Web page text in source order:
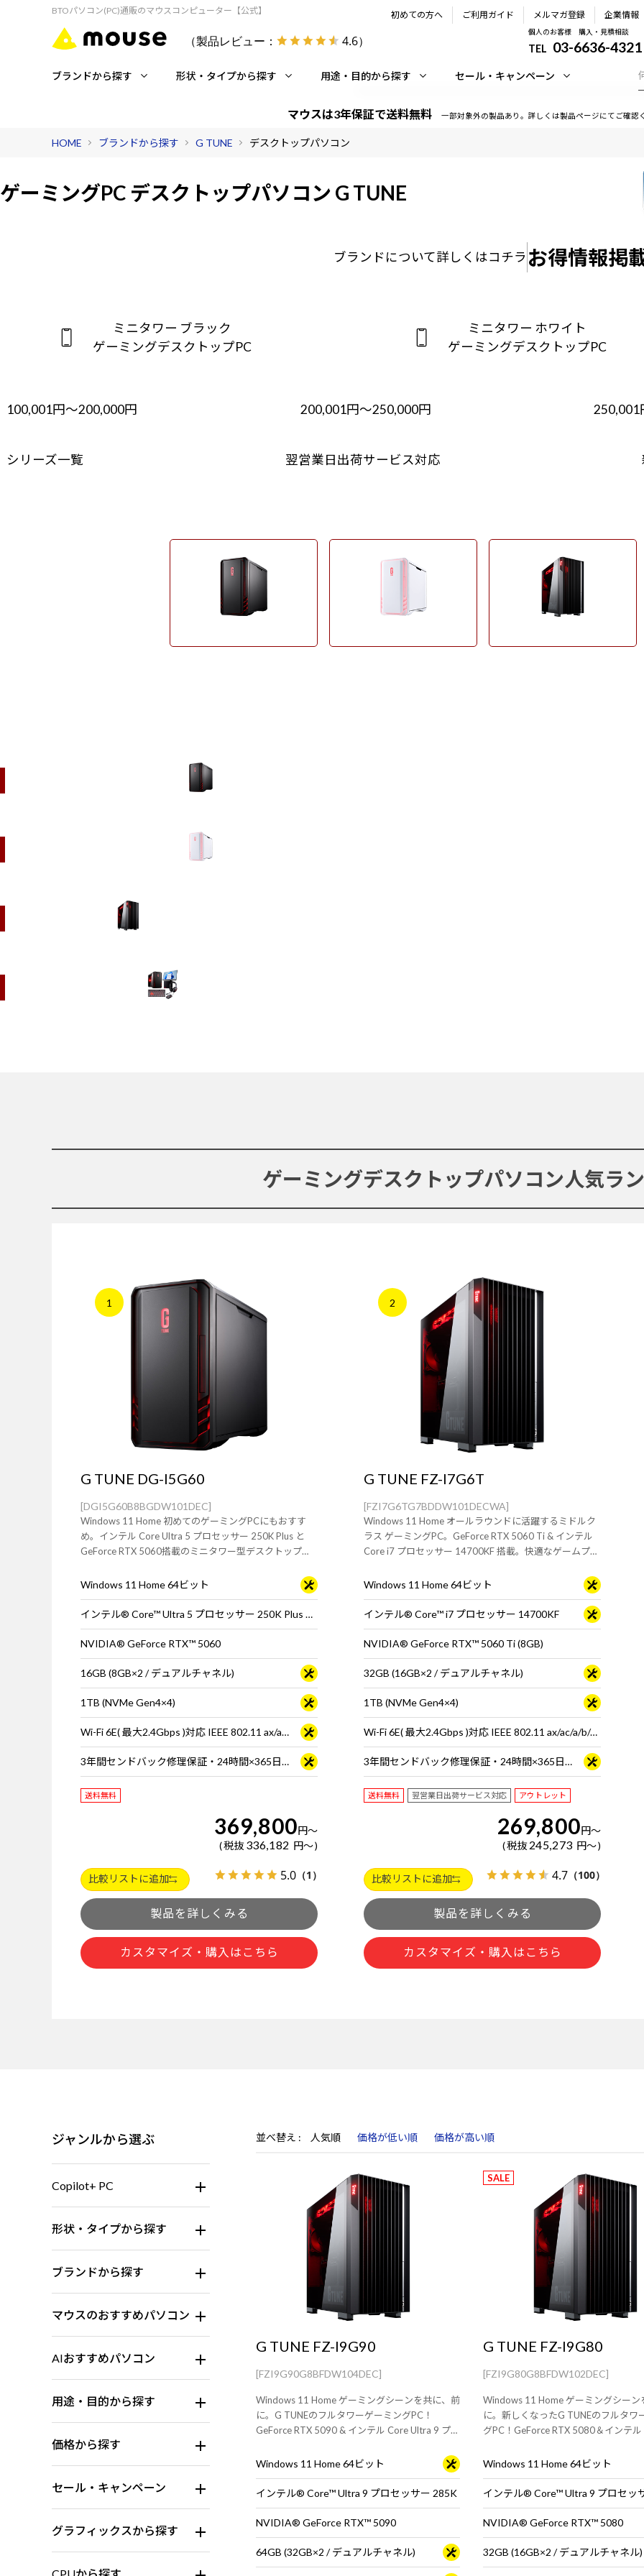
BTOパソコン(PC)通販のマウスコンピューター【公式】
（製品レビュー： 4.6）
初めての方へ ご利用ガイド メルマガ登録 企業情報
個人のお客様 購入・見積相談
TEL 03-6636-4321
ブランドから探す 形状・タイプから探す 用途・目的から探す セール・キャンペーン
マウスは3年保証で送料無料 一部対象外の製品あり。詳しくは製品ページにてご確認
HOME ブランドから探す G TUNE デスクトップパソコン
ゲーミングPC デスクトップパソコン G TUNE
ブランドについて詳しくはコチラ お得情報掲
ミニタワー ブラック
ゲーミングデスクトップPC
ミニタワー ホワイト
ゲーミングデスクトップPC
100,001円～200,000円 200,001円～250,000円 250,001
シリーズ一覧 翌営業日出荷サービス対応
ゲーミングデスクトップパソコン人気ラ
1
G TUNE DG-I5G60
[DGI5G60B8BGDW101DEC]
Windows 11 Home 初めてのゲーミングPCにもおすす
め。インテル Core Ultra 5 プロセッサー 250K Plus と
GeForce RTX 5060搭載のミニタワー型デスクトップ
Windows 11 Home 64ビット
インテル® Core™ Ultra 5 プロセッサー 250K Plus ※65W動作
NVIDIA® GeForce RTX™ 5060
16GB (8GB×2 / デュアルチャネル)
1TB (NVMe Gen4×4)
Wi-Fi 6E( 最大2.4Gbps )対応 IEEE 802.11 ax/ac/a/b/g/n準拠 ＋ Bluetooth 5内蔵
3年間センドバック修理保証・24時間×365日電話サポート
送料無料
369,800円～
税抜 336,182 円～
比較リストに追加 5.0 （1）
製品を詳しくみる
カスタマイズ・購入はこちら
2
G TUNE FZ-I7G6T
[FZI7G6TG7BDDW101DECWA]
Windows 11 Home オールラウンドに活躍するミドルク
ラス ゲーミングPC。GeForce RTX 5060 Ti & インテル
Core i7 プロセッサー 14700KF 搭載。快適なゲームプレ
Windows 11 Home 64ビット
インテル® Core™ i7 プロセッサー 14700KF
NVIDIA® GeForce RTX™ 5060 Ti (8GB)
32GB (16GB×2 / デュアルチャネル)
1TB (NVMe Gen4×4)
Wi-Fi 6E( 最大2.4Gbps )対応 IEEE 802.11 ax/ac/a/b/g/n準拠 ＋ Bluetooth 5内蔵
3年間センドバック修理保証・24時間×365日電話サポート
送料無料 翌営業日出荷サービス対応 アウトレット
269,800円～
税抜 245,273 円～
比較リストに追加 4.7 （100）
製品を詳しくみる
カスタマイズ・購入はこちら
ジャンルから選ぶ
Copilot+ PC
形状・タイプから探す
ブランドから探す
マウスのおすすめパソコン
AIおすすめパソコン
用途・目的から探す
価格から探す
セール・キャンペーン
グラフィックスから探す
並べ替え 人気順 価格が低い順 価格が高い順
G TUNE FZ-I9G90
[FZI9G90G8BFDW104DEC]
Windows 11 Home ゲーミングシーンを共に、前
に。G TUNEのフルタワーゲーミングPC！
GeForce RTX 5090 & インテル Core Ultra 9 プロ
ボードは別売りです。
Windows 11 Home 64ビット
インテル® Core™ Ultra 9 プロセッサー 285K
NVIDIA® GeForce RTX™ 5090
64GB (32GB×2 / デュアルチャネル)
SALE
G TUNE FZ-I9G80
[FZI9G80G8BFDW102DEC]
Windows 11 Home ゲーミングシーン
に。新しくなったG TUNEのフルタワ
グPC！GeForce RTX 5080＆インテ
ウス・キーボードは別売りです。
Windows 11 Home 64ビット
インテル® Core™ Ultra 9 プロセッ
NVIDIA® GeForce RTX™ 5080
32GB (16GB×2 / デュアルチャネル)